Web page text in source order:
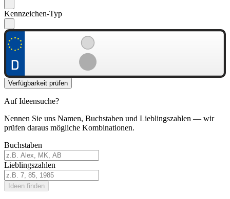
Kennzeichen-Typ
Verfügbarkeit prüfen
Auf Ideensuche?
Nennen Sie uns Namen, Buchstaben und Lieblingszahlen — wir
prüfen daraus mögliche Kombinationen.
Buchstaben
Lieblingszahlen
Ideen finden